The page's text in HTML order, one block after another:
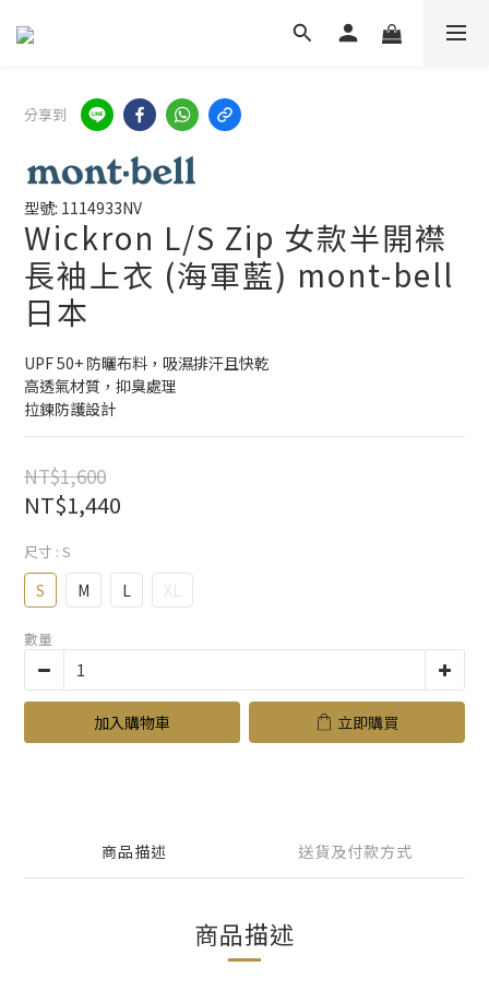
分享到
型號: 1114933NV
Wickron L/S Zip 女款半開襟
長袖上衣 (海軍藍) mont-bell
日本
UPF 50+ 防曬布料，吸濕排汗且快乾
高透氣材質，抑臭處理
拉鍊防護設計
NT$1,600
NT$1,440
尺寸 : S
S M L XL
數量
加入購物車 立即購買
商品描述 送貨及付款方式
商品描述